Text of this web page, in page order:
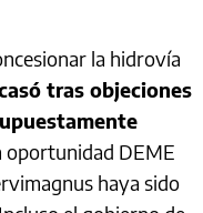
la hidrovía
tras objeciones
oportunidad DEME
haya sido